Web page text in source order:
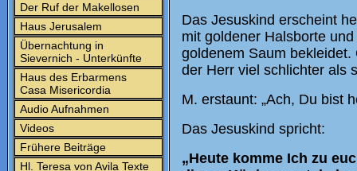
Der Ruf der Makellosen
Haus Jerusalem
Übernachtung in
Sievernich - Unterkünfte
Haus des Erbarmens
Casa Misericordia
Audio Aufnahmen
Videos
Frühere Beiträge
Hl. Teresa von Avila Texte
Das Jesuskind erscheint
mit goldener Halsborte
goldenem Saum
der Herr viel schlichter als
M. erstaunt: „Ach, Du bist
Das Jesuskind spricht:
„Heute komme Ich zu